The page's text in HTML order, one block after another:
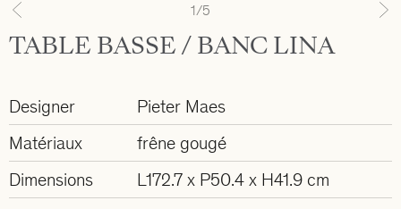
Previous 1/5
TABLE BASSE / BANC LINA
Designer
Pieter Maes
Matériaux
frêne gougé
Dimensions
L172.7 x P50.4 x H41.9 cm